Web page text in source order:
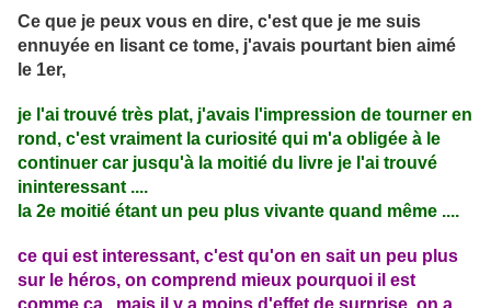
Ce que je peux vous en dire, c'est que je me suis
ennuyée en lisant ce tome, j'avais pourtant bien aimé
le 1er,
je l'ai trouvé très plat, j'avais l'impression de tourner en
rond, c'est vraiment la curiosité qui m'a obligée à le
continuer car jusqu'à la moitié du livre je l'ai trouvé
ininteressant ....
la 2e moitié étant un peu plus vivante quand même ....
ce qui est interessant, c'est qu'on en sait un peu plus
sur le héros, on comprend mieux pourquoi il est
comme ça, mais il y a moins d'effet de surprise, on a